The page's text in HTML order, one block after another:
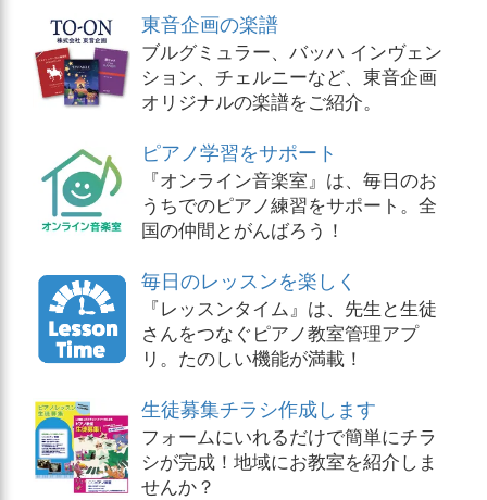
東音企画の楽譜
ブルグミュラー、バッハ インヴェン
ション、チェルニーなど、東音企画
オリジナルの楽譜をご紹介。
ピアノ学習をサポート
『オンライン音楽室』は、毎日のお
うちでのピアノ練習をサポート。全
国の仲間とがんばろう！
毎日のレッスンを楽しく
『レッスンタイム』は、先生と生徒
さんをつなぐピアノ教室管理アプ
リ。たのしい機能が満載！
生徒募集チラシ作成します
フォームにいれるだけで簡単にチラ
シが完成！地域にお教室を紹介しま
せんか？